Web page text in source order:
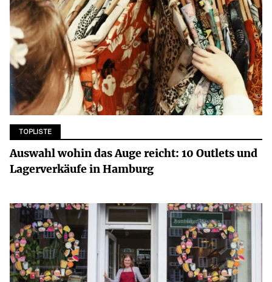
TOPLISTE
Auswahl wohin das Auge reicht: 10 Outlets und
Lagerverkäufe in Hamburg